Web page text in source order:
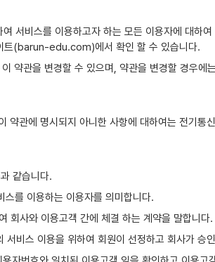
서비스를 이용하고자 하는 모든 이용자에 대하
트(barun-edu.com)에서 확인 할 수 있습니다.
약관을 변경할 수 있으며, 약관을 변경할 경우에
약관에 명시되지 아니한 사항에 대하여는 전기
같습니다.
를 이용하는 이용자를 의미합니다.
회사와 이용고객 간에 체결 하는 계약을 말합니다.
비스 이용을 위하여 회원이 선정하고 회사가 승